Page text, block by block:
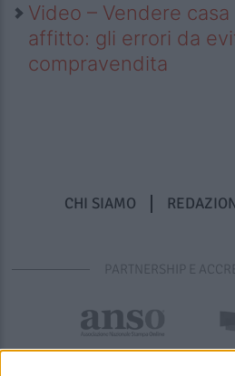
Video – Vendere
affitto: gli errori da
compravendita
CHI SIAMO
PARTNERSHIP E